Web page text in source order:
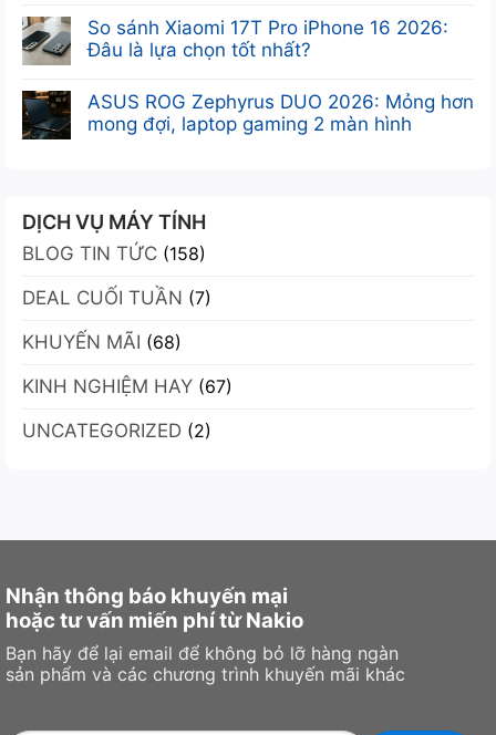
Mạnh
Chuyên
Tối
Ưu
Leadtek
RTX
4GB:
Sức
mạnh
kế
nhỏ
ở
Card
màn
NVIDIA
RTX
mẽ,
nhỏ
gọn,
giá
ưu
đãi
có
bình
ở
Đánh
giá
PRO
MP341CQW-
5
điểm
mạnh
bật
2026
So sánh Xiaomi 17T Pro iPhone 16 2026:
Đâu là lựa chọn tốt nhất?
có
bình
sánh
Xiaomi
17T
iPhone
2026:
là
chọn
ASUS ROG Zephyrus DUO 2026: Mỏng hơn
mong đợi, laptop gaming 2 màn hình
luận
ở
ASUS
ROG
Zephyrus
DUO
2026:
Mỏng
hơn
đợi,
DỊCH VỤ MÁY TÍNH
BLOG TIN TỨC (158)
DEAL CUỐI TUẦN (7)
KHUYẾN MÃI (68)
KINH NGHIỆM HAY (67)
UNCATEGORIZED (2)
Nhận thông báo khuyến mại
hoặc tư vấn miến phí từ Nakio
Bạn hãy để lại email để không bỏ lỡ hàng ngàn
sản phẩm và các chương trình khuyến mãi khác